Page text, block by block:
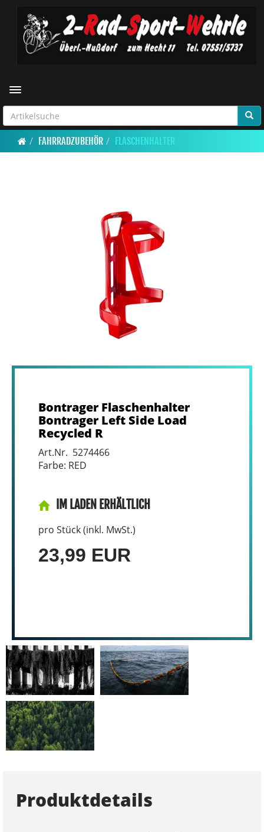
Toggle navigation
FAHRRADZUBEHÖR FLASCHENHALTER
Bontrager Flaschenhalter
Bontrager Left Side Load
Recycled R
Art.Nr. 5274466
Farbe: RED
IM LADEN ERHÄLTLICH
pro Stück (inkl. MwSt.)
23,99 EUR
Produktdetails